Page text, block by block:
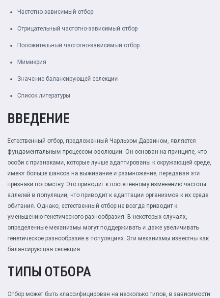
Частотно-зависимый отбор
Отрицательный частотно-зависимый отбор
Положительный частотно-зависимый отбор
Мимикрия
Значение балансирующей селекции
Список литературы
ВВЕДЕНИЕ
Естественный отбор, предложенный Чарльзом Дарвином, является
фундаментальным процессом эволюции. Он основан на принципе, что
особи с признаками, которые лучше адаптированы к окружающей среде,
имеют больше шансов на выживание и размножение, передавая эти
признаки потомству. Это приводит к постепенному изменению частоты
аллелей в популяции, что приводит к адаптации организмов к их среде
обитания. Однако, естественный отбор не всегда приводит к
уменьшению генетического разнообразия. В некоторых случаях,
определенные механизмы могут поддерживать и даже увеличивать
генетическое разнообразие в популяциях. Эти механизмы известны как
балансирующая селекция.
ТИПЫ ОТБОРА
Отбор может быть классифицирован на несколько типов, в зависимости